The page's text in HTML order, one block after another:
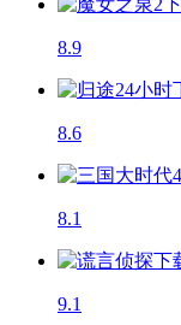
8.9
8.6
8.1
9.1